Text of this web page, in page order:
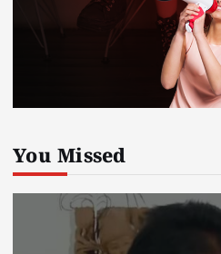
You Missed